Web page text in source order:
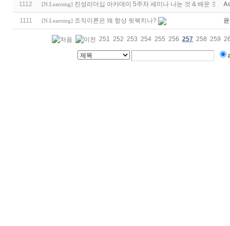
1112 [N.Learning] 진성리더십 아카데미 5주차 세미나 나눈 것 & 배운 것 &
1111 [N.Learning] 조직이론은 왜 항상 뒷북치나?
251 252 253 254 255 256 257 258 259